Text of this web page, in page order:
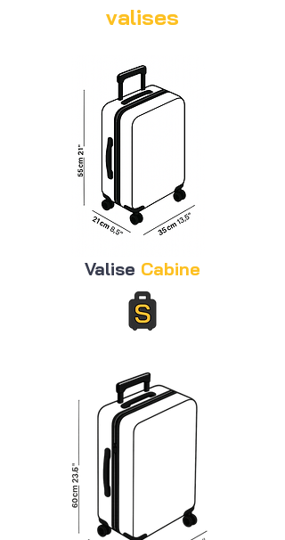
valises
Valise Cabine